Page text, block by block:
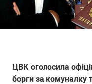
ЦВК оголосила
борги за комуналку